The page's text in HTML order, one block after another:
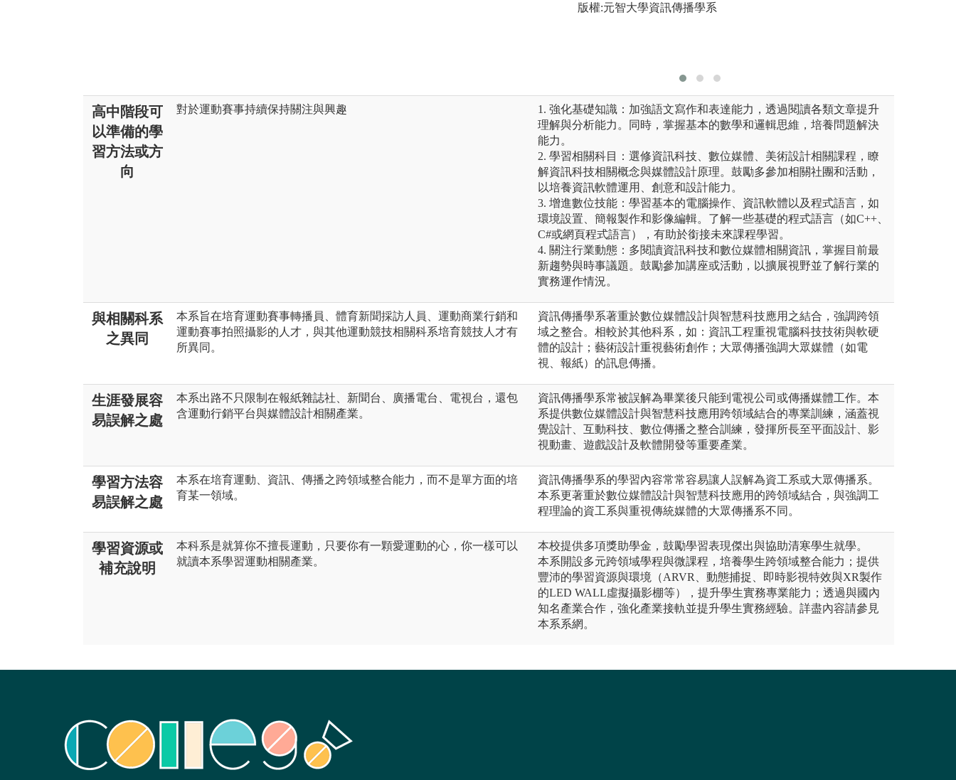
版權:元智大學資訊傳播學系
高中階段可
以準備的學
習方法或方
向
對於運動賽事持續保持關注與興趣
1. 強化基礎知識：加強語文寫作和表達能力，透過閱讀各類文章提升
理解與分析能力。同時，掌握基本的數學和邏輯思維，培養問題解決
能力。
2. 學習相關科目：選修資訊科技、數位媒體、美術設計相關課程，瞭
解資訊科技相關概念與媒體設計原理。鼓勵多參加相關社團和活動，
以培養資訊軟體運用、創意和設計能力。
3. 增進數位技能：學習基本的電腦操作、資訊軟體以及程式語言，如
環境設置、簡報製作和影像編輯。了解一些基礎的程式語言（如C++、
C#或網頁程式語言），有助於銜接未來課程學習。
4. 關注行業動態：多閱讀資訊科技和數位媒體相關資訊，掌握目前最
新趨勢與時事議題。鼓勵參加講座或活動，以擴展視野並了解行業的
實務運作情況。
與相關科系
之異同
本系旨在培育運動賽事轉播員、體育新聞採訪人員、運動商業行銷和
運動賽事拍照攝影的人才，與其他運動競技相關科系培育競技人才有
所異同。
資訊傳播學系著重於數位媒體設計與智慧科技應用之結合，強調跨領
域之整合。相較於其他科系，如：資訊工程重視電腦科技技術與軟硬
體的設計；藝術設計重視藝術創作；大眾傳播強調大眾媒體（如電
視、報紙）的訊息傳播。
生涯發展容
易誤解之處
本系出路不只限制在報紙雜誌社、新聞台、廣播電台、電視台，還包
含運動行銷平台與媒體設計相關產業。
資訊傳播學系常被誤解為畢業後只能到電視公司或傳播媒體工作。本
系提供數位媒體設計與智慧科技應用跨領域結合的專業訓練，涵蓋視
覺設計、互動科技、數位傳播之整合訓練，發揮所長至平面設計、影
視動畫、遊戲設計及軟體開發等重要產業。
學習方法容
易誤解之處
本系在培育運動、資訊、傳播之跨領域整合能力，而不是單方面的培
育某一領域。
資訊傳播學系的學習內容常常容易讓人誤解為資工系或大眾傳播系。
本系更著重於數位媒體設計與智慧科技應用的跨領域結合，與強調工
程理論的資工系與重視傳統媒體的大眾傳播系不同。
學習資源或
補充說明
本科系是就算你不擅長運動，只要你有一顆愛運動的心，你一樣可以
就讀本系學習運動相關產業。
本校提供多項獎助學金，鼓勵學習表現傑出與協助清寒學生就學。
本系開設多元跨領域學程與微課程，培養學生跨領域整合能力；提供
豐沛的學習資源與環境（ARVR、動態捕捉、即時影視特效與XR製作
的LED WALL虛擬攝影棚等），提升學生實務專業能力；透過與國內
知名產業合作，強化產業接軌並提升學生實務經驗。詳盡內容請參見
本系系網。